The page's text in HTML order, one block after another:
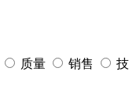
质量 销售
技